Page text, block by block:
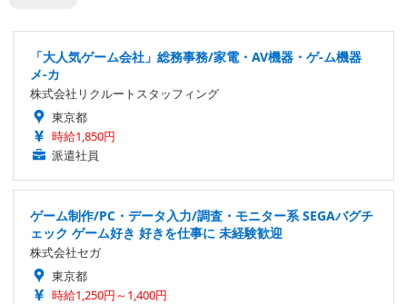
「大人気ゲーム会社」総務事務/家電・AV機器・ゲ-ム機器
メ-カ
株式会社リクルートスタッフィング
東京都
時給1,850円
派遣社員
ゲーム制作/PC・データ入力/調査・モニター系 SEGAバグチ
ェック ゲーム好き 好きを仕事に 未経験歓迎
株式会社セガ
東京都
時給1,250円～1,400円